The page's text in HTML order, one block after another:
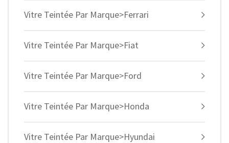
Vitre Teintée Par Marque>Ferrari
Vitre Teintée Par Marque>Fiat
Vitre Teintée Par Marque>Ford
Vitre Teintée Par Marque>Honda
Vitre Teintée Par Marque>Hyundai